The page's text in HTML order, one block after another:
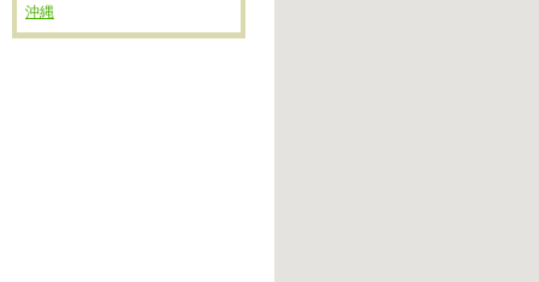
沖縄